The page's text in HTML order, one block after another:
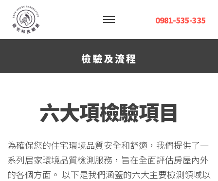
0981-535-335
檢驗及流程
六大項檢驗項目
為確保您的住宅環境品質安全和舒適，我們提供了一
系列居家環境品質檢測服務，旨在全面評估房屋內外
的各個方面。 以下是我們涵蓋的六大主要檢測領域以